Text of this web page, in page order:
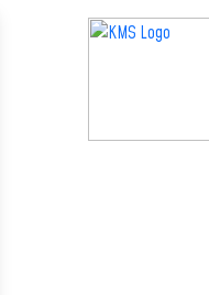
Panneau de gestion des cookies